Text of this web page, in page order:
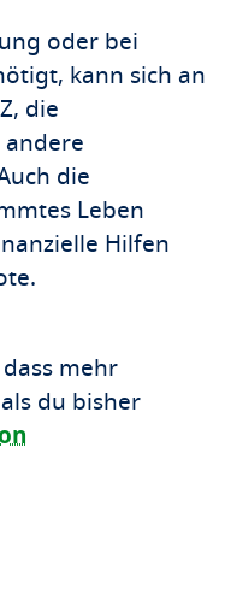
oder bei
kann sich an
die
andere
die
Leben
Hilfen
mehr
du bisher